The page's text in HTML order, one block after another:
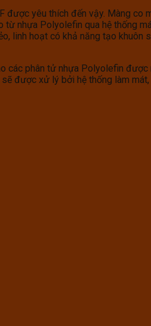
yêu thích đến vậy. Màng
nhựa Polyolefin qua hệ thống
linh hoạt có khả năng tạo
phân tử nhựa Polyolefin
được xử lý bởi hệ thống làm